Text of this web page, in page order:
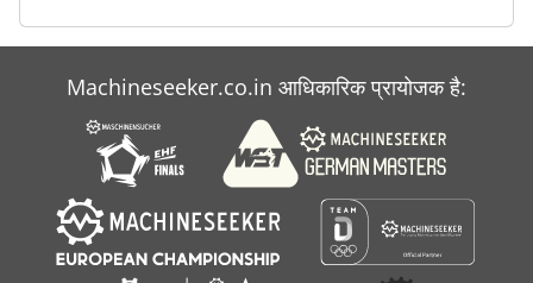
Machineseeker.co.in आधिकारिक प्रायोजक है: